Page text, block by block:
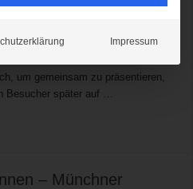
Die Wiesn ist voll von
Fest des Münchner Bieres
um gemeinsam zu präsentieren,
Besucher später auf …
– Münchner
Impressum